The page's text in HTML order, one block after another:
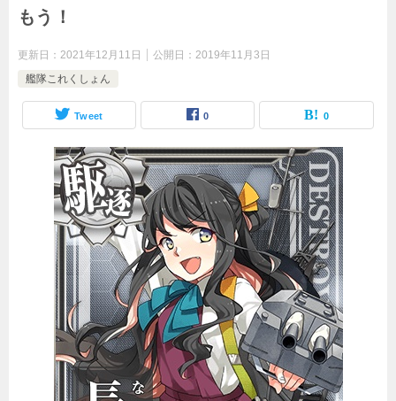
もう！
更新日： 2021年12月11日 公開日： 2019年11月3日
艦隊これくしょん
Tweet 0 0